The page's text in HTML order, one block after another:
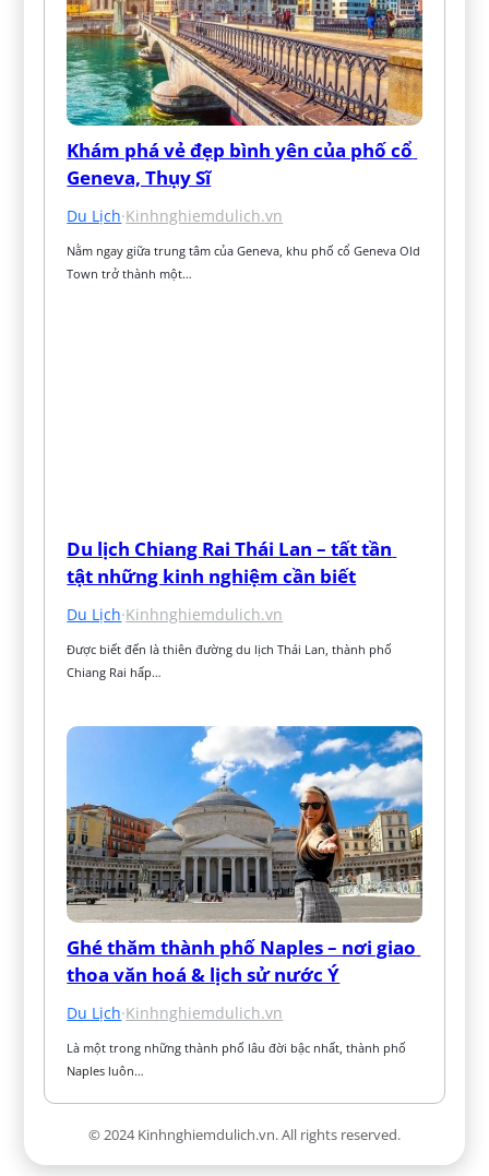
Khám phá vẻ đẹp bình yên của phố cổ
Geneva, Thụy Sĩ
Du Lịch·Kinhnghiemdulich.vn
Nằm ngay giữa trung tâm của Geneva, khu phố cổ Geneva Old
Town trở thành một…
Du lịch Chiang Rai Thái Lan – tất tần
tật những kinh nghiệm cần biết
Du Lịch·Kinhnghiemdulich.vn
Được biết đến là thiên đường du lịch Thái Lan, thành phố
Chiang Rai hấp…
Ghé thăm thành phố Naples – nơi giao
thoa văn hoá & lịch sử nước Ý
Du Lịch·Kinhnghiemdulich.vn
Là một trong những thành phố lâu đời bậc nhất, thành phố
Naples luôn…
© 2024 Kinhnghiemdulich.vn. All rights reserved.